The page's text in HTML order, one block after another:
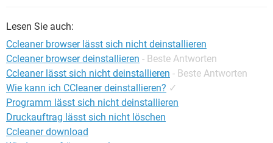
Lesen Sie auch:
Ccleaner browser lässt sich nicht deinstallieren
Ccleaner browser deinstallieren - Beste Antworten
Ccleaner lässt sich nicht deinstallieren - Beste Antworten
Wie kann ich CCleaner deinstallieren? ✓
Programm lässt sich nicht deinstallieren
Druckauftrag lässt sich nicht löschen
Ccleaner download